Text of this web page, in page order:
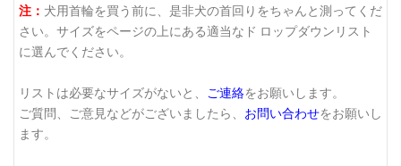
注： 犬用首輪を買う前に、是非犬の首回りをちゃんと測ってくだ
さい。サイズをページの上にある適当なド ロップダウンリスト
に選んでください。
リストは必要なサイズがないと、 ご連絡をお願いします。
ご質問、ご意見などがございましたら、 お問い合わせをお願いし
ます。